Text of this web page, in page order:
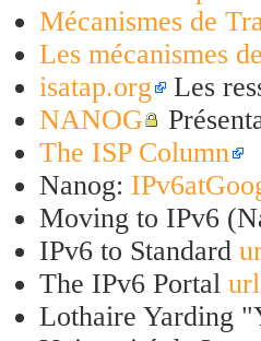
Mécanismes de
Les mécanismes
isatap.org
Les
NANOG
The ISP Column
Nanog:
Moving to IPv6
IPv6 to Standard
The IPv6 Portal url
Lothaire Yarding